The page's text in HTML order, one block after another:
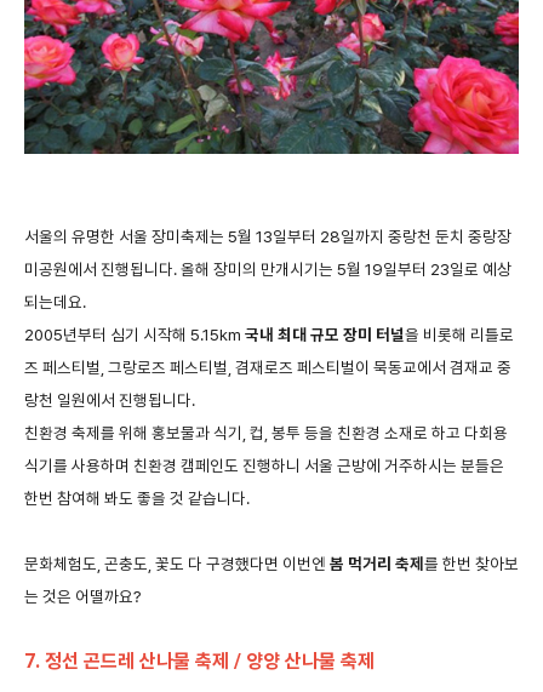
서울의 유명한 서울 장미축제는 5월 13일부터 28일까지 중랑천 둔치 중랑장
미공원에서 진행됩니다.올해 장미의 만개시기는 5월 19일부터 23일로 예상
되는데요.
2005년부터 심기 시작해 5.15km 국내 최대 규모 장미 터널을 비롯해 리틀로
즈 페스티벌 그랑로즈 페스티벌 겸재로즈 페스티벌이 묵동교에서 겸재교 중
랑천 일원에서 진행됩니다.
친환경 축제를 위해 홍보물과식기 컵 봉투 등을 친환경 소재로 하고 다회용
식기를 사용하며 친환경 캠페인도 진행하니 서울 근방에 거주하시는 분들은
한번 참여해 봐도 좋을 것 같습니다.
문화체험도 곤충도 꽃도 다 구경했다면 이번엔 봄 먹거리 축제를 한번 찾아보
는 것은 어떨까요?
7. 정선 곤드레 산나물 축제 / 양양 산나물 축제